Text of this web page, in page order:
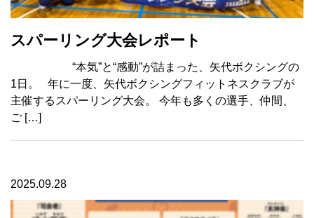
スパーリング大会レポート
“本気”と“感動”が詰まった、矢代ボクシングの
1日。 年に一度、矢代ボクシングフィットネスクラブが
主催するスパーリング大会。 今年も多くの選手、仲間、
ご […]
2025.09.28